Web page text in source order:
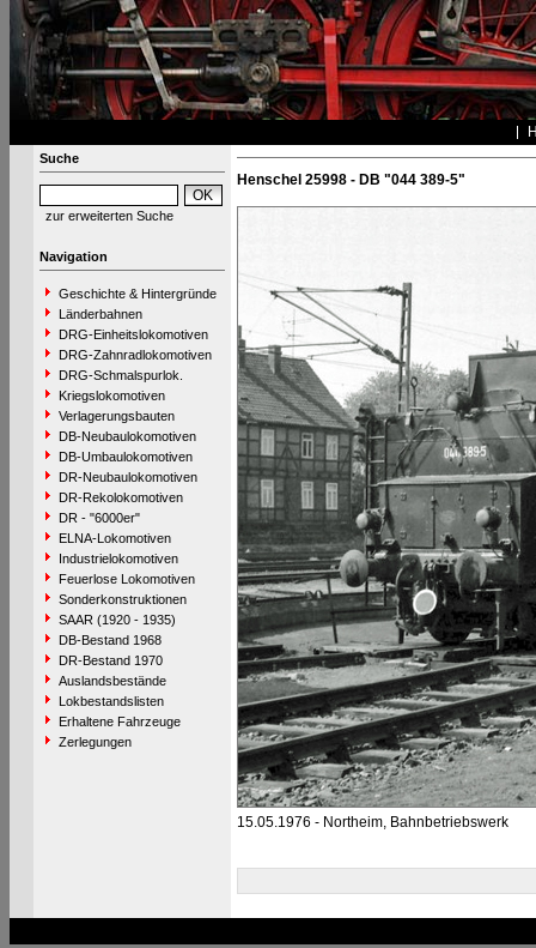
Suche
zur erweiterten Suche
Navigation
Geschichte & Hintergründe
Länderbahnen
DRG-Einheitslokomotiven
DRG-Zahnradlokomotiven
DRG-Schmalspurlok.
Kriegslokomotiven
Verlagerungsbauten
DB-Neubaulokomotiven
DB-Umbaulokomotiven
DR-Neubaulokomotiven
DR-Rekolokomotiven
DR - "6000er"
ELNA-Lokomotiven
Industrielokomotiven
Feuerlose Lokomotiven
Sonderkonstruktionen
SAAR (1920 - 1935)
DB-Bestand 1968
DR-Bestand 1970
Auslandsbestände
Lokbestandslisten
Erhaltene Fahrzeuge
Zerlegungen
Henschel 25998 - DB "044 389-5"
15.05.1976 - Northeim, Bahnbetriebswerk